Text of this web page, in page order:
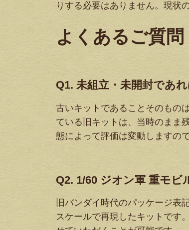
りする必要はありません。現状
よくあるご質問
Q1. 未組立・未開封であ
古いキットであることそのもの
ている旧キットは、当時のまま
態によって評価は変動しますの
Q2. 1/60 ジオン軍 重モ
旧バンダイ時代のパッケージ表
スケールで再現したキットです